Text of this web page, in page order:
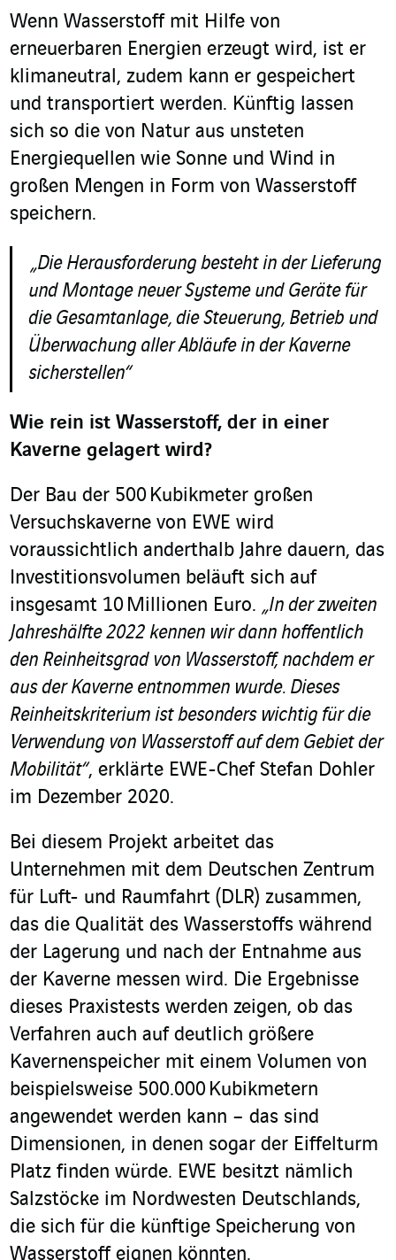
Wenn Wasserstoff mit Hilfe von
erneuerbaren Energien erzeugt wird, ist er
klimaneutral, zudem kann er gespeichert
und transportiert werden. Künftig lassen
sich so die von Natur aus unsteten
Energiequellen wie Sonne und Wind in
großen Mengen in Form von Wasserstoff
speichern.
„Die Herausforderung bestehtin der Lieferung
und MontageneuerSysteme und Geräte für
dieGesamtanlage, die Steuerung, Betrieb und
Überwachung allerAbläufe in der Kaverne
sicherstellen“
Wie rein ist Wasserstoff, der in einer
Kaverne gelagert wird?
Der Bau der 500 Kubikmeter großen
Versuchskaverne von EWE wird
voraussichtlich anderthalb Jahre dauern, das
Investitionsvolumen beläuft sich auf
insgesamt 10 Millionen Euro. „In der zweiten
Jahreshälfte 2022 kennen wir dann hoffentlich
den Reinheitsgrad von Wasserstoff, nachdem er
aus der Kaverne entnommen wurde. Dieses
Reinheitskriterium ist besonders wichtig für die
Verwendung von Wasserstoff auf dem Gebiet der
Mobilität“, erklärte EWE-Chef Stefan Dohler
im Dezember 2020.
Bei diesem Projekt arbeitet das
Unternehmen mit dem Deutschen Zentrum
für Luft- und Raumfahrt (DLR) zusammen,
das die Qualität des Wasserstoffs während
der Lagerung und nach der Entnahme aus
der Kaverne messen wird. Die Ergebnisse
dieses Praxistests werden zeigen, ob das
Verfahren auch auf deutlich größere
Kavernenspeicher mit einem Volumen von
beispielsweise 500.000 Kubikmetern
angewendet werden kann – das sind
Dimensionen, in denen sogar der Eiffelturm
Platz finden würde. EWE besitzt nämlich
Salzstöcke im Nordwesten Deutschlands,
die sich für die künftige Speicherung von
Wasserstoff eignen könnten.